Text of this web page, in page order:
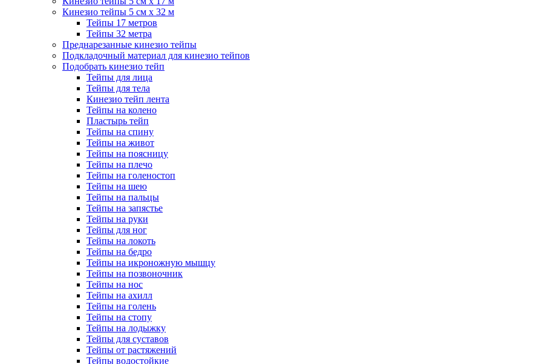
Кинезио тейпы 5 см х 32 м
Тейпы 17 метров
Тейпы 32 метра
Преднарезанные кинезио тейпы
Подкладочный материал для кинезио тейпов
Подобрать кинезио тейп
Тейпы для лица
Тейпы для тела
Кинезио тейп лента
Тейпы на колено
Пластырь тейп
Тейпы на спину
Тейпы на живот
Тейпы на поясницу
Тейпы на плечо
Тейпы на голеностоп
Тейпы на шею
Тейпы на пальцы
Тейпы на запястье
Тейпы на руки
Тейпы для ног
Тейпы на локоть
Тейпы на бедро
Тейпы на икроножную мышцу
Тейпы на позвоночник
Тейпы на нос
Тейпы на ахилл
Тейпы на голень
Тейпы на стопу
Тейпы на лодыжку
Тейпы для суставов
Тейпы от растяжений
Тейпы водостойкие